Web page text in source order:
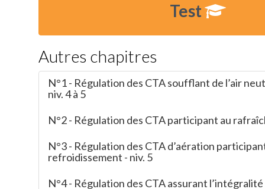
Test
Autres chapitres
N°1 - Régulation des CTA soufflant de l’air
niv. 4 à 5
N°2 - Régulation des CTA participant au
N°3 - Régulation des CTA d’aération
refroidissement - niv. 5
N°4 - Régulation des CTA assurant